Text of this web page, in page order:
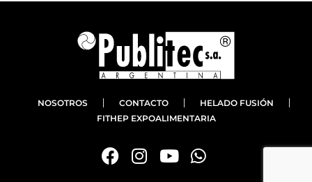
NOSOTROS CONTACTO
HELADO FUSIÓN
FITHEP EXPOALIMENTARIA